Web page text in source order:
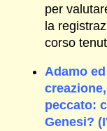
per
la
corso
Adamo
peccato:
Genesi?